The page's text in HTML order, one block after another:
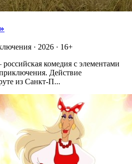
· 2026 · 16+
комедия с элементами
Действие
из Санкт-П...